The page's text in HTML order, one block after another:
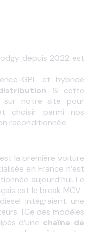
depuis 2022 est
GPL et hybride
. Si cette
sur notre site pour
choisir parmi nos
reconditionnée.
la première voiture
en France n’est
aujourd’hui. Le
est le break MCV.
TCe des modèles
d’une chaîne de